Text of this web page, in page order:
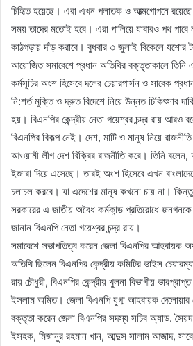
চিহিৃত হয়েছে। এরা এখন পলাতক ও আত্মগোপনে
সময় তাদের মতোই হবে। এরা পালিয়ে যাবারও পথ পাবে
কাঠগড়ায় দাঁড় করাবে। বুধবার ৩ জুলাই বিকেলে যশোর
আয়োজিত সমাবেশে প্রধান অতিথির বক্তৃতাকালে তিনি
কর্মসূচির অংশ হিসেবে দলের চেয়ারপার্সন ও সাবেক
নি:শর্ত মুক্তি ও দ্রুত বিদেশে নিয়ে উন্নত চিকিৎসার
হয়। বিএনপির কেন্দ্রীয় নেতা গয়েশ্বর চন্দ্র রায় আরও
বিএনপির বিকল্প নেই। দেশ, মাটি ও মানুষ নিয়ে
আওয়ামী লীগ দেশ বিক্রির রাজনীতি করে। তিনি
ইজারা দিয়ে এসেছে। তারই অংশ হিসেবে এখন
চলাচল করবে। যা এদেশের মানুষ কখনো চায় না।
সরকারের এ জাতীয় অবৈধ কর্মকান্ড প্রতিরোধে
জানান বিএনপি নেতা গয়েশ্বর চন্দ্র রায়।
সমাবেশে সভাপতিত্ব করেন জেলা বিএনপির আহবায়ক
অতিথি ছিলেন বিএনপির কেন্দ্রীয় কমিটির ভাইস
রায় চৌধুরী, বিএনপির কেন্দ্রীয় খুলনা বিভাগীয়
ইসলাম অমিত। জেলা বিএনপি যুগ্ম আহবায়ক দেলোয়ার
বক্তৃতা করেন জেলা বিএনপির সদস্য সচিব অ্যাড.
ইসহক, মিজানুর রহমান খান, আব্দুস সালাম আজাদ,